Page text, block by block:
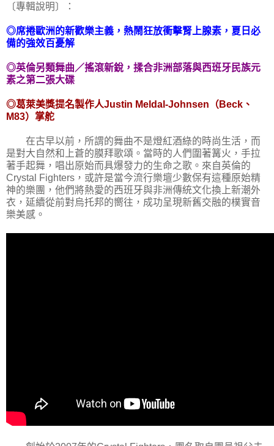
〔專輯說明〕：
◎席捲歐洲的新歡樂主義，熱鬧狂放衝擊腎上腺素，夏日必
備的強效百憂解
◎英倫另類舞曲／搖滾新銳，揉合非洲部落與西班牙民族元
素之第二張大碟
◎葛萊美獎提名製作人Justin Meldal-Johnsen（Beck、
M83）掌舵
在古早以前，所謂的舞曲不是燈紅酒綠的時尚生活，而
是對大自然和上蒼的膜拜歌頌。當時的人們圍著篝火，手拉
著手起舞，唱出原始而具爆發力的生命之歌。來自英倫的
Crystal Fighters，或許是當今流行樂壇少數保有這種原始精
神的樂團，他們將熱愛的西班牙與非洲傳統文化換上新潮外
衣，延續從前對烏托邦的嚮往，成功呈現新舊交融的樸實音
樂美感。